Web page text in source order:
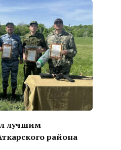
лучшим
района